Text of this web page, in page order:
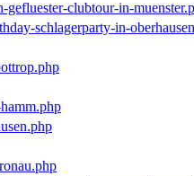
gefluester-clubtour-in-
schlagerparty-in-